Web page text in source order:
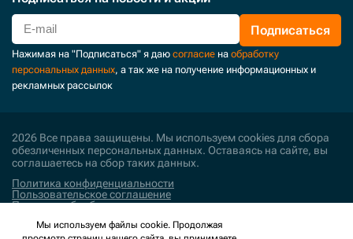
Подписаться
Нажимая на "Подписаться" я даю согласие на обработку
персональных данных, а так же на получение информационных и
рекламных рассылок
2026 Все права защищены. Мы используем cookies для сбора
обезличенных персональных данных. Оставаясь на сайте, вы
соглашаетесь на сбор таких данных.
Политика конфиденциальности
Пользовательское соглашение
Политика обработки персональных данных
Мы используем файлы cookie. Продолжая